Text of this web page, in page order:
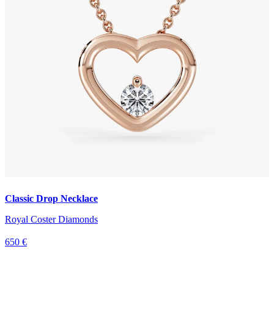
Classic Drop Necklace
Royal Coster Diamonds
650 €